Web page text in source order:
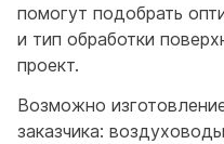
помогут подобрать
и тип обработки
проект.
Возможно
заказчика: